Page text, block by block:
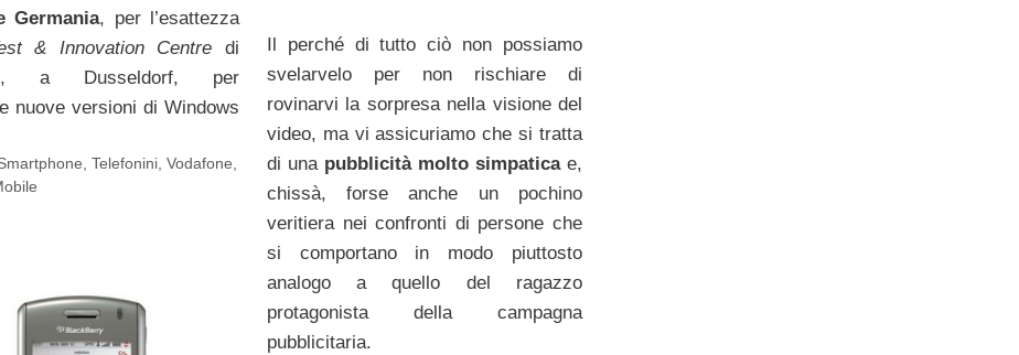
Il perché di tutto ciò non possiamo
svelarvelo per non rischiare di
rovinarvi la sorpresa nella visione del
video, ma vi assicuriamo che si tratta
di una pubblicità molto simpaticae,
chissà, forse anche un pochino
veritiera nei confronti di persone che
si comportano in modo piuttosto
analogo a quello del ragazzo
protagonista della campagna
pubblicitaria.
Germania, per l’esattezza
& Innovation Centre di
a Dusseldorf, per
nuove versioni di Windows
,Telefonini ,Vodafone